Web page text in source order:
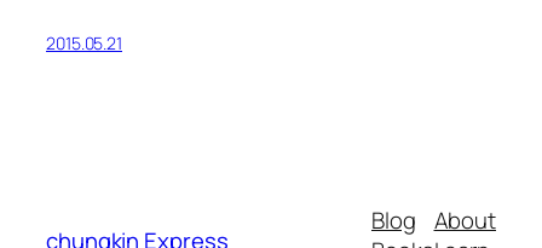
2015.05.21
chungkin Express
Blog
About